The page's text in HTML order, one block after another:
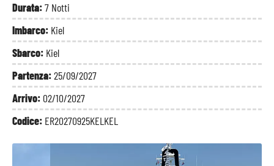
Durata:7 Notti
Imbarco: Kiel
Sbarco: Kiel
Partenza:25/09/2027
Arrivo: 02/10/2027
Codice: ER20270925KELKEL